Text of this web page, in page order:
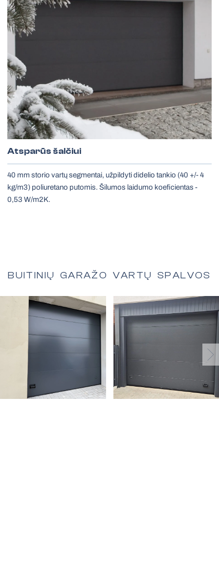
Atsparūs šalčiui
40 mm storio vartų segmentai, užpildyti didelio tankio (40 +/- 4
kg/m3) poliuretano putomis. Šilumos laidumo koeficientas -
0,53 W/m2K.
BUITINIŲ GARAŽO VARTŲ SPALVOS